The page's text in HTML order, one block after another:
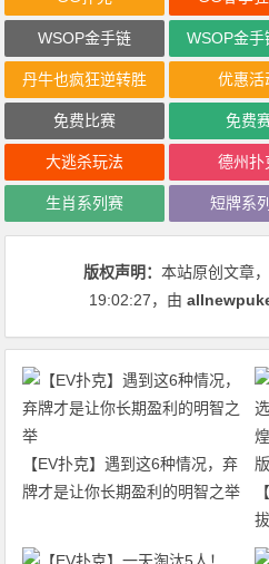
WSOP金手链 WSOP金手
丹牛也疯狂逆转胜 优惠活
免费比赛 免费
大逃杀玩法 德州扑
生肖系列赛 短牌系
版权声明：本站原创文章
19:02:27，由
【EV扑克】遇到这6种情况，弃
牌才是让你长期盈利的明智之举